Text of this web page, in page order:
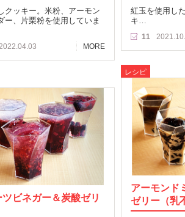
クッキー。米粉、アーモン
ー、片栗粉を使用していま
MORE
紅玉を使用し
キ…
11
レシピ
アーモンド
ゼリー（乳
ビネガー＆炭酸ゼリ